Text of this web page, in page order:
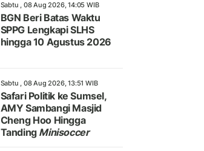
Sabtu , 08 Aug 2026, 14:05 WIB
BGN Beri Batas Waktu
SPPG Lengkapi SLHS
hingga 10 Agustus 2026
Sabtu , 08 Aug 2026, 13:51 WIB
Safari Politik ke Sumsel,
AMY Sambangi Masjid
Cheng Hoo Hingga
Tanding Minisoccer